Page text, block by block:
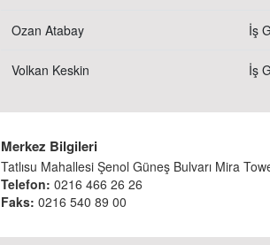
Ozan Atabay İş
Volkan Keskin İş
Merkez Bilgileri
Tatlısu Mahallesi Şenol Güneş Bulvarı Mira
Telefon: 0216 466 26 26
Faks: 0216 540 89 00